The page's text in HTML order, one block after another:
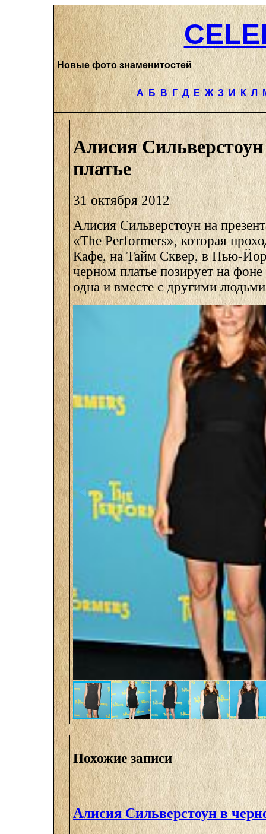
Новые фото знаменитостей
А Б В Г Д Е Ж З И К Л
Алисия
платье
31 октября 2012
Алисия Сильверстоун на
«The Performers», которая
Кафе, на Тайм Сквер, в Нью-
черном платье позирует на
одна и вместе с другими
Похожие записи
Алисия Сильверстоун в